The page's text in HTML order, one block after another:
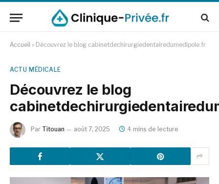
Accueil » Découvrez le blog cabinetdechirurgiedentairedumedipole.fr
ACTU MÉDICALE
Découvrez le blog
Par Titouan août 7, 2025 4 mins de lecture